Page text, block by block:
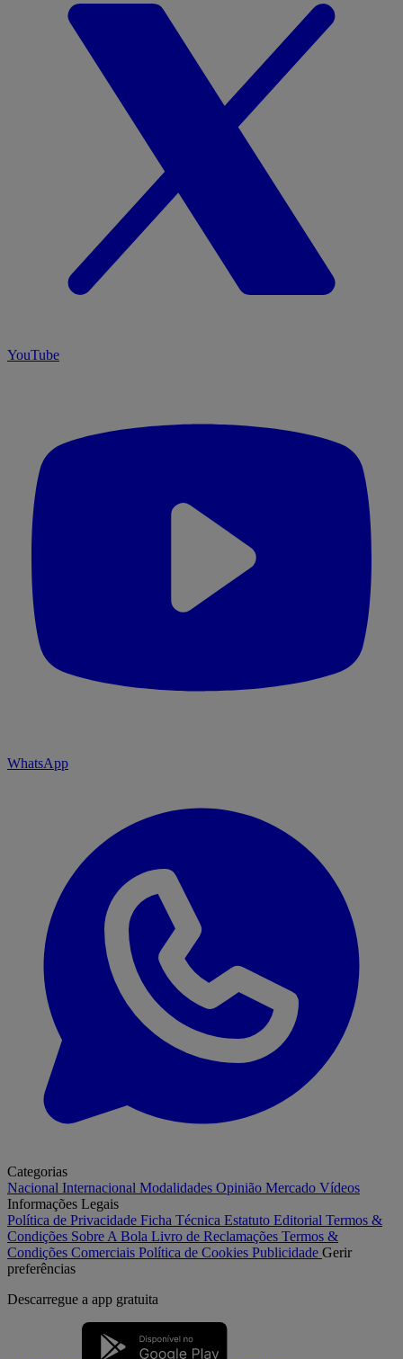
YouTube
WhatsApp
Categorias
Nacional Internacional Modalidades Opinião Mercado Vídeos
Informações Legais
Política de Privacidade Ficha Técnica Estatuto Editorial Termos &
Condições Sobre A Bola Livro de Reclamações Termos &
Condições Comerciais Política de Cookies Publicidade Gerir
preferências
Descarregue a app gratuita